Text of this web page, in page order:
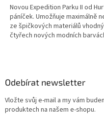
Novou Expedition Parku II od
páníček. Umožňuje maximálně
ze špičkových materiálů
čtyřech nových modních
Odebírat newsletter
Vložte svůj e-mail a my vám
produktech na našem e-shopu.